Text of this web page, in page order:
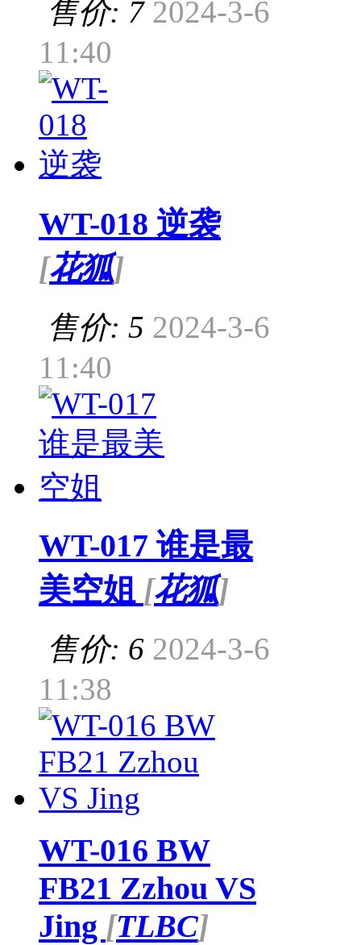
售价: 7 2024-3-6
11:40
WT-018 逆袭
[花狐]
售价: 5 2024-3-6
11:40
WT-017 谁是最
美空姐 [花狐]
售价: 6 2024-3-6
11:38
WT-016 BW
FB21 Zzhou VS
Jing [TLBC]